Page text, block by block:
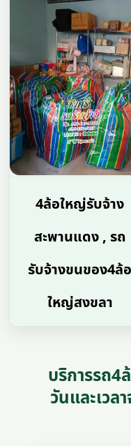
4ล้อใหญ่รับจ้าง
สะพานแดง , รถ
รับจ้างขนของ4ล้อ
ใหญ่สงขลา
บริการรถ4
วันและเวล